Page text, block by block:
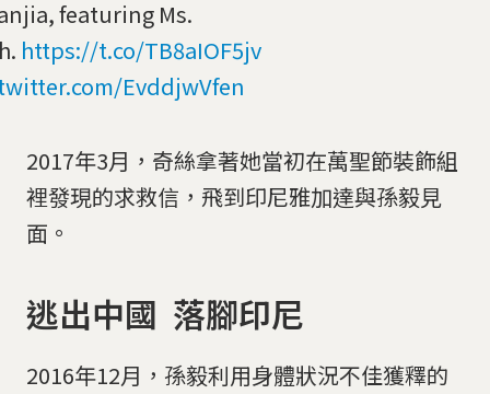
featuring Ms.
https://t.co/TB8aIOF5jv
EvddjwVfen
2017年3月，奇絲拿著她當初在萬聖節裝飾組
裡發現的求救信，飛到印尼雅加達與孫毅見
面。
逃出中國 落腳印尼
2016年12月，孫毅利用身體狀況不佳獲釋的